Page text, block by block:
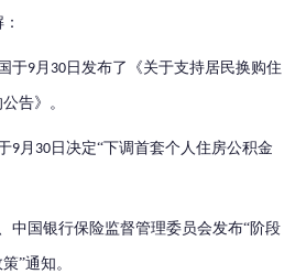
于9月 30 日发布了《关于支持居民换购住
告》。
9月 30 日决定“下调首套个人住房公积金
中国银行保险监督管理委员会发布“阶段
”通知。